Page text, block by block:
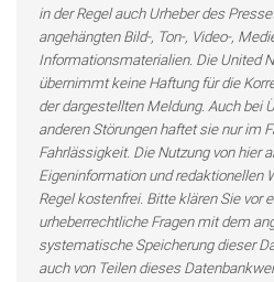
in der Regel auch Urheber des
angehängten Bild-, Ton-, Video-,
Informationsmaterialien. Die United
übernimmt keine Haftung für die
der dargestellten Meldung. Auch bei
anderen Störungen haftet sie nur im
Fahrlässigkeit. Die Nutzung von hier
Eigeninformation und redaktionellen
Regel kostenfrei. Bitte klären Sie vor
urheberrechtliche Fragen mit dem
systematische Speicherung dieser
auch von Teilen dieses